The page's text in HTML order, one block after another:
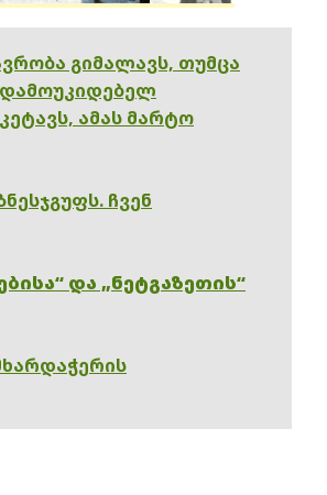
გიმალავს, თუმცა
ამას მარტო
ჩვენ
და „ნეტგაზეთის“